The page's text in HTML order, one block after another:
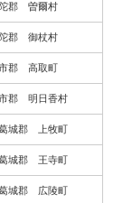
郡 曽爾村
郡 御杖村
郡 高取町
郡 明日香村
城郡 上牧町
城郡 王寺町
城郡 広陵町